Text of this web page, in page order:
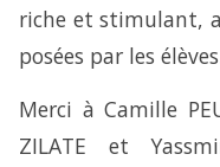
riche et stimulant,
posées par les
Merci à Camille
ZILATE et